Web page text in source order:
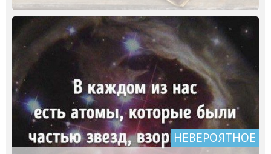
НЕВЕРОЯТНОЕ